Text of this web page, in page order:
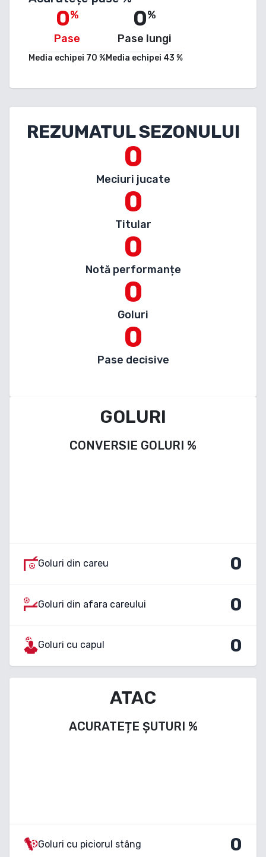
0%
Pase
Media echipei 70 %
0%
Pase lungi
Media echipei 43 %
REZUMATUL SEZONULUI
0
Meciuri jucate
0
Titular
0
Notă performanțe
0
Goluri
0
Pase decisive
GOLURI
CONVERSIE GOLURI %
Goluri din careu 0
Goluri din afara careului 0
Goluri cu capul 0
ATAC
ACURATEȚE ȘUTURI %
Goluri cu piciorul stâng 0